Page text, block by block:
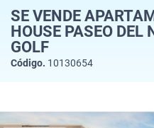
SE VENDE
HOUSE PASEO DEL
GOLF
Código. 10130654